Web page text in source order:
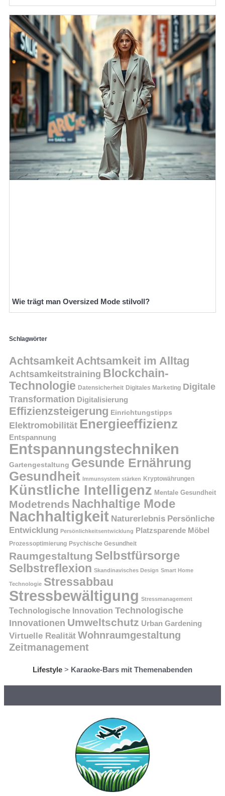
Wie trägt man Oversized Mode stilvoll?
Schlagwörter
AchtsamkeitAchtsamkeit im Alltag
Achtsamkeitstraining Blockchain-
Technologie Datensicherheit Digitales Marketing Digitale
Transformation Digitalisierung
Effizienzsteigerung Einrichtungstipps
Elektromobilität Energieeffizienz
Entspannung
Entspannungstechniken
Gartengestaltung Gesunde Ernährung
Gesundheit Immunsystem stärken Kryptowährungen
Künstliche Intelligenz Mentale Gesundheit
Modetrends Nachhaltige Mode
Nachhaltigkeit Naturerlebnis Persönliche
Entwicklung Persönlichkeitsentwicklung Platzsparende Möbel
Prozessoptimierung Psychische Gesundheit
Raumgestaltung Selbstfürsorge
Selbstreflexion Skandinavisches Design Smart Home
Technologie Stressabbau
Stressbewältigung Stressmanagement
Technologische Innovation Technologische
Innovationen Umweltschutz Urban Gardening
Virtuelle Realität Wohnraumgestaltung
Zeitmanagement
Lifestyle > Karaoke-Bars mit Themenabenden